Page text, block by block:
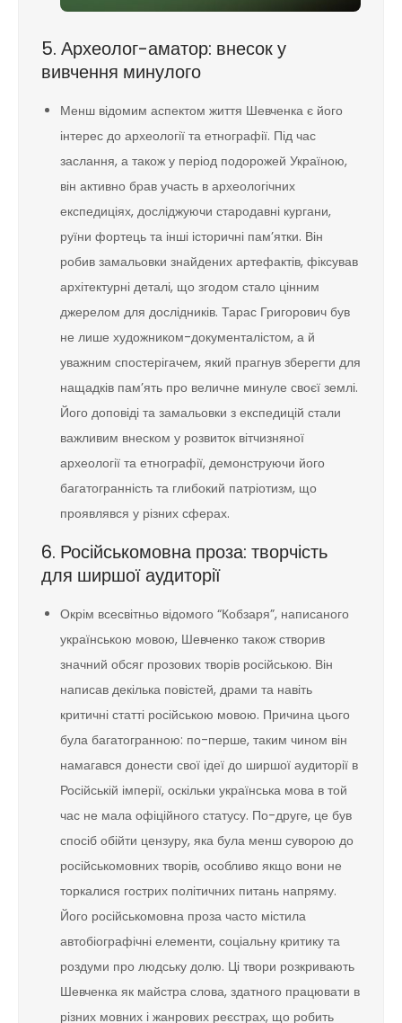
5. Археолог-аматор: внесок у
вивчення минулого
Менш відомим аспектом життя Шевченка є його
інтерес до археології та етнографії. Під час
заслання, а також у період подорожей Україною,
він активно брав участь в археологічних
експедиціях, досліджуючи стародавні кургани,
руїни фортець та інші історичні пам’ятки. Він
робив замальовки знайдених артефактів, фіксував
архітектурні деталі, що згодом стало цінним
джерелом для дослідників. Тарас Григорович був
не лише художником-документалістом, а й
уважним спостерігачем, який прагнув зберегти для
нащадків пам’ять про величне минуле своєї землі.
Його доповіді та замальовки з експедицій стали
важливим внеском у розвиток вітчизняної
археології та етнографії, демонструючи його
багатогранність та глибокий патріотизм, що
проявлявся у різних сферах.
6. Російськомовна проза: творчість
для ширшої аудиторії
Окрім всесвітньо відомого “Кобзаря”, написаного
українською мовою, Шевченко також створив
значний обсяг прозових творів російською. Він
написав декілька повістей, драми та навіть
критичні статті російською мовою. Причина цього
була багатогранною: по-перше, таким чином він
намагався донести свої ідеї до ширшої аудиторії в
Російській імперії, оскільки українська мова в той
час не мала офіційного статусу. По-друге, це був
спосіб обійти цензуру, яка була менш суворою до
російськомовних творів, особливо якщо вони не
торкалися гострих політичних питань напряму.
Його російськомовна проза часто містила
автобіографічні елементи, соціальну критику та
роздуми про людську долю. Ці твори розкривають
Шевченка як майстра слова, здатного працювати в
різних мовних і жанрових реєстрах, що робить